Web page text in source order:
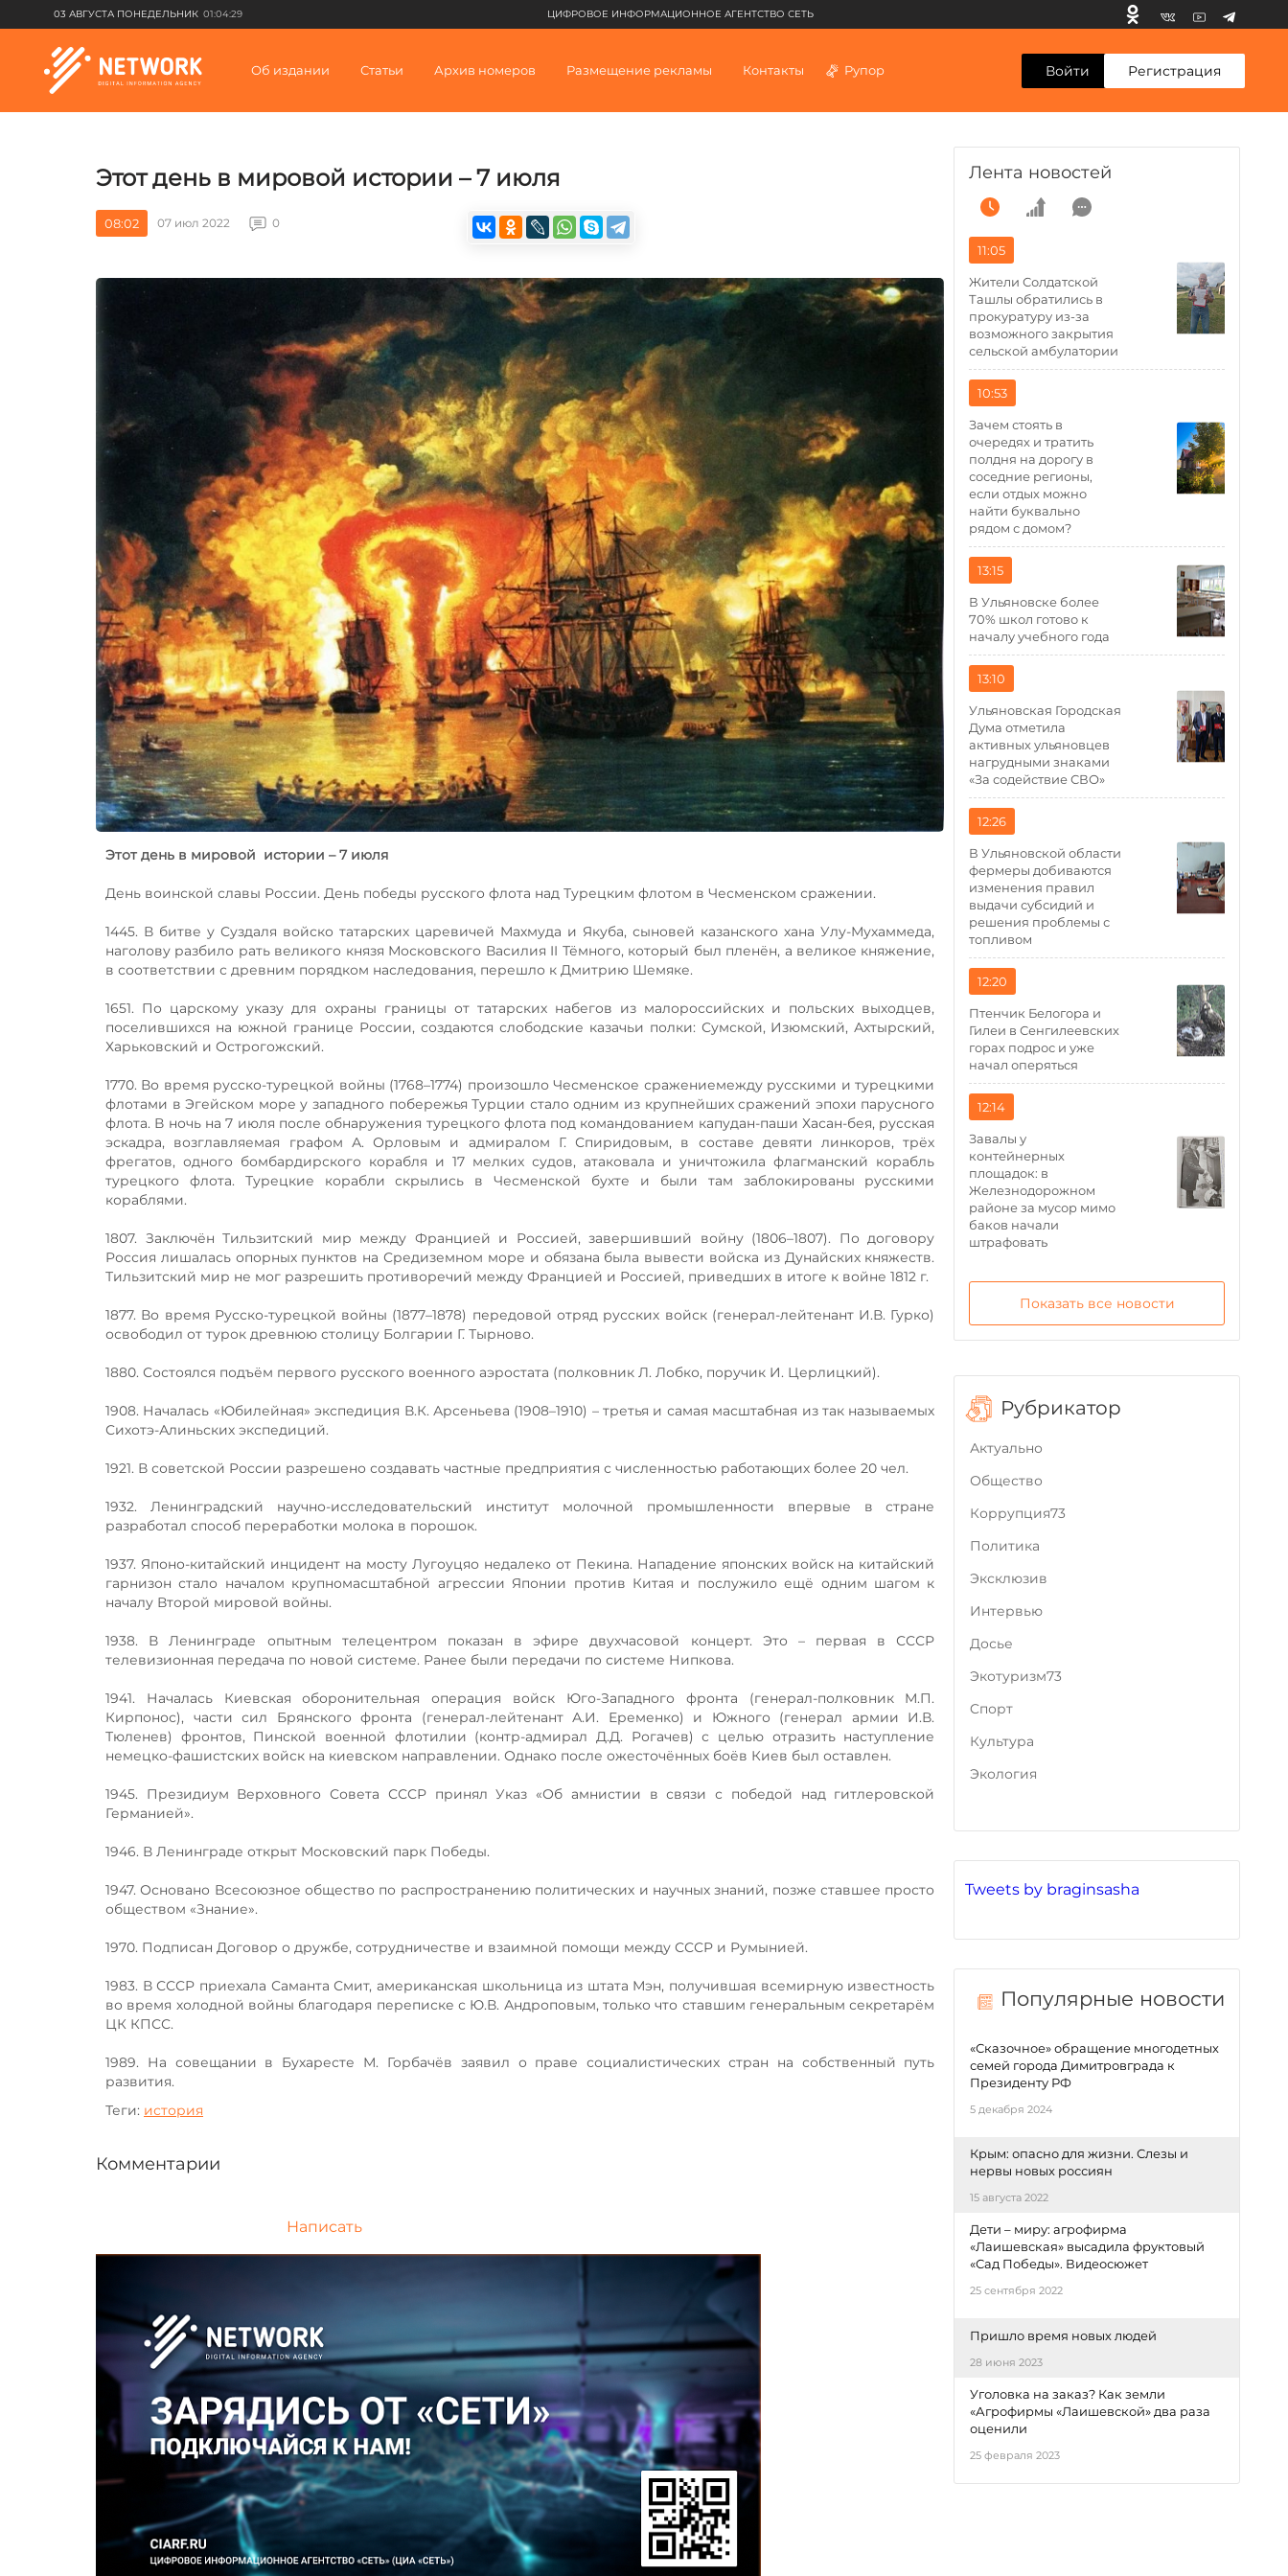
03 АВГУСТА ПОНЕДЕЛЬНИК 01:04:29 ЦИФРОВОЕ ИНФОРМАЦИОННОЕ АГЕНТСТВО СЕТЬ
Об издании Статьи Архив номеров Размещение рекламы Контакты Рупор Войти Регистрация
Этот день в мировой истории – 7 июля
08:02 07 июл 2022 0
Этот день в мировой истории – 7 июля
День воинской славы России. День победы русского флота над Турецким флотом в Чесменском сражении.
1445. В битве у Суздаля войско татарских царевичей Махмуда и Якуба, сыновей казанского хана Улу-Мухаммеда,
наголову разбило рать великого князя Московского Василия II Тёмного, который был пленён, а великое княжение,
в соответствии с древним порядком наследования, перешло к Дмитрию Шемяке.
1651. По царскому указу для охраны границы от татарских набегов из малороссийских и польских выходцев,
поселившихся на южной границе России, создаются слободские казачьи полки: Сумской, Изюмский, Ахтырский,
Харьковский и Острогожский.
1770. Во время русско-турецкой войны (1768–1774) произошло Чесменское сражениемежду русскими и турецкими
флотами в Эгейском море у западного побережья Турции стало одним из крупнейших сражений эпохи парусного
флота. В ночь на 7 июля после обнаружения турецкого флота под командованием капудан-паши Хасан-бея, русская
эскадра, возглавляемая графом А. Орловым и адмиралом Г. Спиридовым, в составе девяти линкоров, трёх
фрегатов, одного бомбардирского корабля и 17 мелких судов, атаковала и уничтожила флагманский корабль
турецкого флота. Турецкие корабли скрылись в Чесменской бухте и были там заблокированы русскими
кораблями.
1807. Заключён Тильзитский мир между Францией и Россией, завершивший войну (1806–1807). По договору
Россия лишалась опорных пунктов на Средиземном море и обязана была вывести войска из Дунайских княжеств.
Тильзитский мир не мог разрешить противоречий между Францией и Россией, приведших в итоге к войне 1812 г.
1877. Во время Русско-турецкой войны (1877–1878) передовой отряд русских войск (генерал-лейтенант И.В. Гурко)
освободил от турок древнюю столицу Болгарии Г. Тырново.
1880. Состоялся подъём первого русского военного аэростата (полковник Л. Лобко, поручик И. Церлицкий).
1908. Началась «Юбилейная» экспедиция В.К. Арсеньева (1908–1910) – третья и самая масштабная из так называемых
Сихотэ-Алиньских экспедиций.
1921. В советской России разрешено создавать частные предприятия с численностью работающих более 20 чел.
1932. Ленинградский научно-исследовательский институт молочной промышленности впервые в стране
разработал способ переработки молока в порошок.
1937. Японо-китайский инцидент на мосту Лугоуцяо недалеко от Пекина. Нападение японских войск на китайский
гарнизон стало началом крупномасштабной агрессии Японии против Китая и послужило ещё одним шагом к
началу Второй мировой войны.
1938. В Ленинграде опытным телецентром показан в эфире двухчасовой концерт. Это – первая в СССР
телевизионная передача по новой системе. Ранее были передачи по системе Нипкова.
1941. Началась Киевская оборонительная операция войск Юго-Западного фронта (генерал-полковник М.П.
Кирпонос), части сил Брянского фронта (генерал-лейтенант А.И. Еременко) и Южного (генерал армии И.В.
Тюленев) фронтов, Пинской военной флотилии (контр-адмирал Д.Д. Рогачев) с целью отразить наступление
немецко-фашистских войск на киевском направлении. Однако после ожесточённых боёв Киев был оставлен.
1945. Президиум Верховного Совета СССР принял Указ «Об амнистии в связи с победой над гитлеровской
Германией».
1946. В Ленинграде открыт Московский парк Победы.
1947. Основано Всесоюзное общество по распространению политических и научных знаний, позже ставшее просто
обществом «Знание».
1970. Подписан Договор о дружбе, сотрудничестве и взаимной помощи между СССР и Румынией.
1983. В СССР приехала Саманта Смит, американская школьница из штата Мэн, получившая всемирную известность
во время холодной войны благодаря переписке с Ю.В. Андроповым, только что ставшим генеральным секретарём
ЦК КПСС.
1989. На совещании в Бухаресте М. Горбачёв заявил о праве социалистических стран на собственный путь
развития.
Теги: история
Комментарии
Написать
Tweets by braginsasha
Популярные новости
«Сказочное» обращение многодетных
семей города Димитровграда к
Президенту РФ
5 декабря 2024
Крым: опасно для жизни. Слезы и
нервы новых россиян
15 августа 2022
Дети – миру: агрофирма
«Лаишевская» высадила фруктовый
«Сад Победы». Видеосюжет
25 сентября 2022
Пришло время новых людей
28 июня 2023
Уголовка на заказ? Как земли
«Агрофирмы «Лаишевской» два раза
оценили
25 февраля 2023
Лента новостей
11:05
Жители Солдатской
Ташлы обратились в
прокуратуру из-за
возможного закрытия
сельской амбулатории
10:53
Зачем стоять в
очередях и тратить
полдня на дорогу в
соседние регионы,
если отдых можно
найти буквально
рядом с домом?
13:15
В Ульяновске более
70% школ готово к
началу учебного года
13:10
Ульяновская Городская
Дума отметила
активных ульяновцев
нагрудными знаками
«За содействие СВО»
12:26
В Ульяновской области
фермеры добиваются
изменения правил
выдачи субсидий и
решения проблемы с
топливом
12:20
Птенчик Белогора и
Гилеи в Сенгилеевских
горах подрос и уже
начал оперяться
12:14
Завалы у
контейнерных
площадок: в
Железнодорожном
районе за мусор мимо
баков начали
штрафовать
Показать все новости
Рубрикатор
Актуально
Общество
Коррупция73
Политика
Эксклюзив
Интервью
Досье
Экотуризм73
Cпорт
Культура
Экология